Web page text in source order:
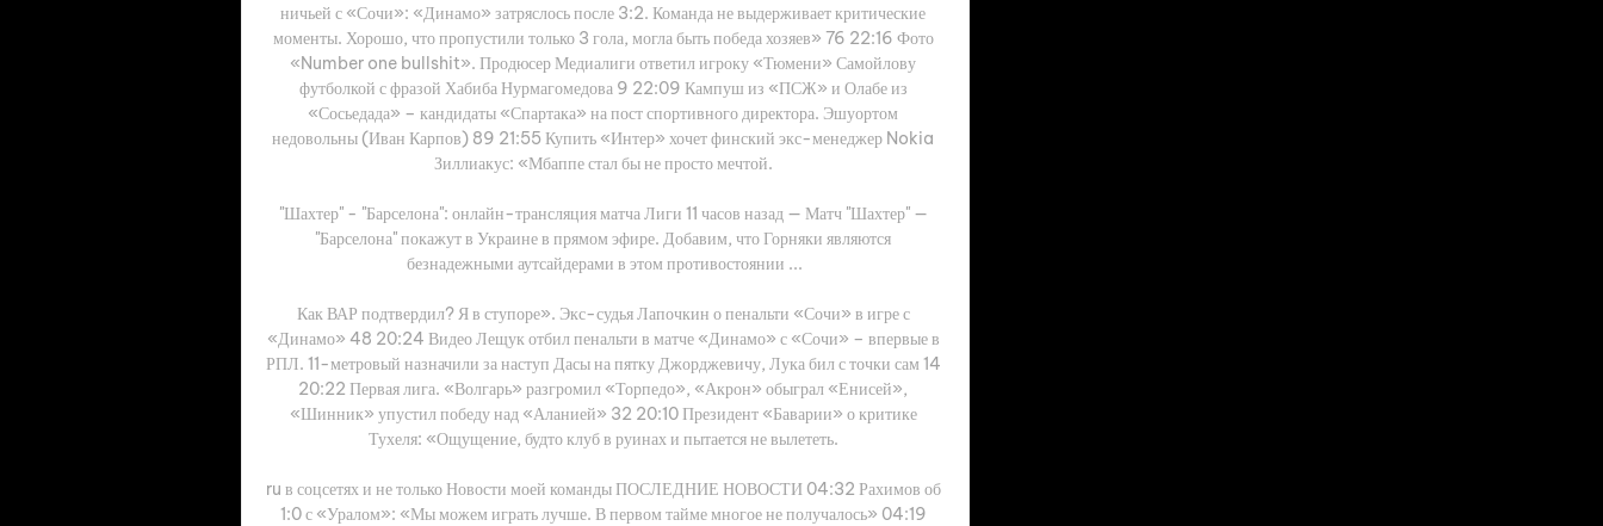
ничьей с «Сочи»: «Динамо» затряслось после 3:2. Команда не выдерживает критические
моменты. Хорошо, что пропустили только 3 гола, могла быть победа хозяев» 76 22:16 Фото
«Number one bullshit». Продюсер Медиалиги ответил игроку «Тюмени» Самойлову
футболкой с фразой Хабиба Нурмагомедова 9 22:09 Кампуш из «ПСЖ» и Олабе из
«Сосьедада» – кандидаты «Спартака» на пост спортивного директора. Эшуортом
недовольны (Иван Карпов) 89 21:55 Купить «Интер» хочет финский экс-менеджер Nokia
Зиллиакус: «Мбаппе стал бы не просто мечтой.
"Шахтер" - "Барселона": онлайн-трансляция матча Лиги 11 часов назад — Матч "Шахтер" —
"Барселона" покажут в Украине в прямом эфире. Добавим, что Горняки являются
безнадежными аутсайдерами в этом противостоянии ...
Как ВАР подтвердил? Я в ступоре». Экс-судья Лапочкин о пенальти «Сочи» в игре с
«Динамо» 48 20:24 Видео Лещук отбил пенальти в матче «Динамо» с «Сочи» – впервые в
РПЛ. 11-метровый назначили за наступ Дасы на пятку Джорджевичу, Лука бил с точки сам 14
20:22 Первая лига. «Волгарь» разгромил «Торпедо», «Акрон» обыграл «Енисей»,
«Шинник» упустил победу над «Аланией» 32 20:10 Президент «Баварии» о критике
Тухеля: «Ощущение, будто клуб в руинах и пытается не вылететь.
ru в соцсетях и не только Новости моей команды ПОСЛЕДНИЕ НОВОСТИ 04:32 Рахимов об
1:0 с «Уралом»: «Мы можем играть лучше. В первом тайме многое не получалось» 04:19